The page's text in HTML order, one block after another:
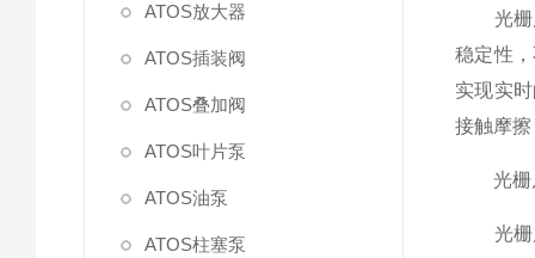
ATOS放大器
ATOS插装阀
ATOS叠加阀
ATOS叶片泵
ATOS油泵
ATOS柱塞泵
光栅尺
稳定性
实现实
接触摩
光栅尺
光栅尺